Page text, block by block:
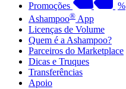
Promoções
%
Ashampoo® App
Licenças de Volume
Quem é a Ashampoo?
Parceiros do Marketplace
Dicas e Truques
Transferências
Apoio